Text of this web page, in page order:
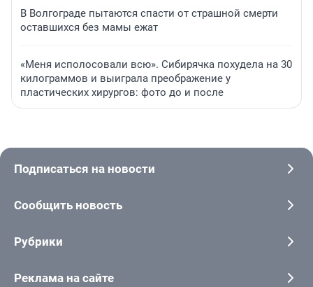
В Волгограде пытаются спасти от страшной смерти
оставшихся без мамы ежат
«Меня исполосовали всю». Сибирячка похудела на 30
килограммов и выиграла преображение у
пластических хирургов: фото до и после
Подписаться на новости
Сообщить новость
Рубрики
Реклама на сайте